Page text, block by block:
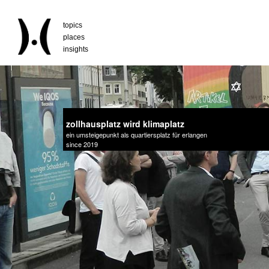
topics
places
insights
zollhausplatz wird klimaplatz
ein umsteigepunkt als quartiersplatz für erlangen
since 2019